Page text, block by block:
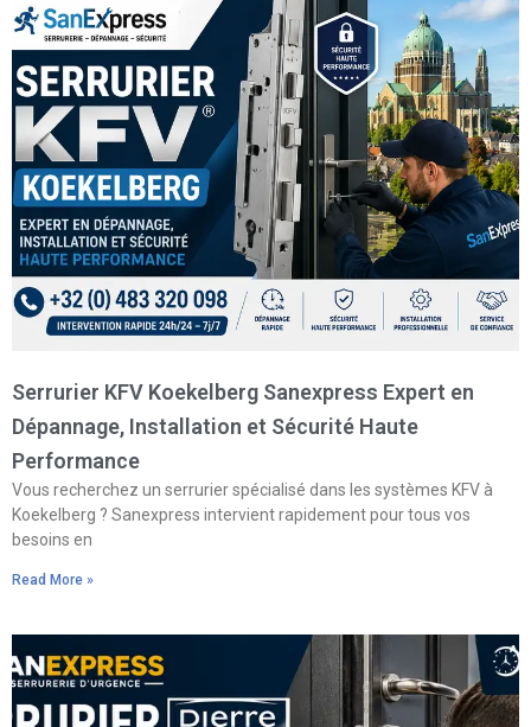
Serrurier KFV Koekelberg Sanexpress Expert en
Dépannage, Installation et Sécurité Haute
Performance
Vous recherchez un serrurier spécialisé dans les systèmes KFV à
Koekelberg ? Sanexpress intervient rapidement pour tous vos
besoins en
Read More »